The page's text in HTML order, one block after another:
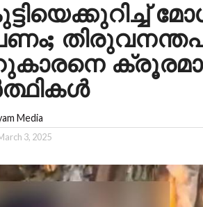
Media
3, 2025